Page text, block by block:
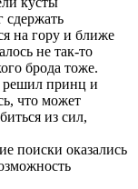
сдержать
на гору и ближе
не так-то
брода тоже.
решил принц и
что может
из сил,
поиски оказались